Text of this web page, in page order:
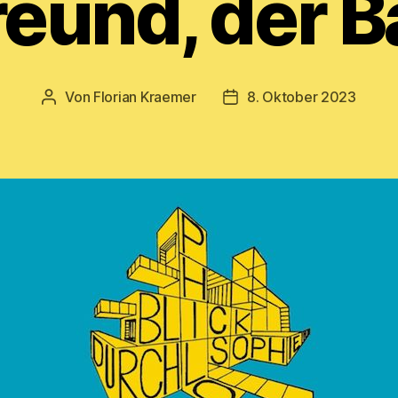
Beitragsautor
Von Florian Kraemer Veröffentlichungsdatum
8. Oktober 2023